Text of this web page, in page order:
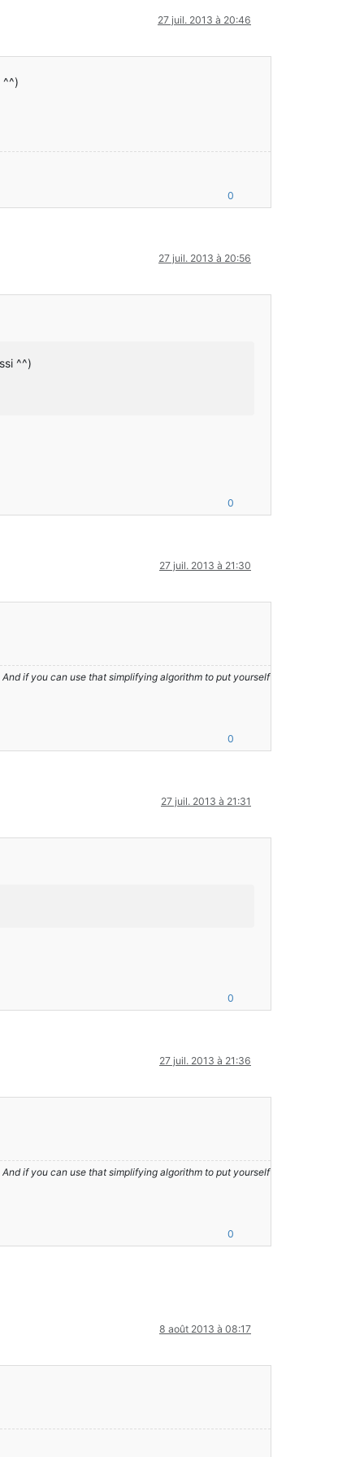
27 juil. 2013 à 20:46
^^)
0
27 juil. 2013 à 20:56
^^)
0
27 juil. 2013 à 21:30
if you can use that simplifying algorithm to put yourself
0
27 juil. 2013 à 21:31
0
27 juil. 2013 à 21:36
if you can use that simplifying algorithm to put yourself
0
8 août 2013 à 08:17